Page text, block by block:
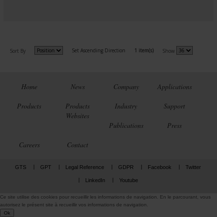
Sort By Set Ascending Direction 1 item(s) Show
Home News Company Applications
Products
Products
Websites
Industry Support
Publications Press
Careers Contact
GTS GPT Legal Reference GDPR Facebook Twitter
LinkedIn Youtube
Ce site utilise des cookies pour recueillir les informations de navigation. En le parcourant, vous
autorisez le présent site à recueillir vos informations de navigation.
Ok